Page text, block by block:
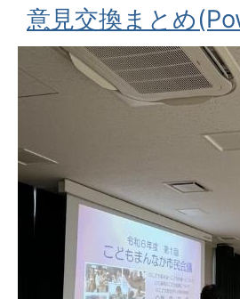
意見交換まとめ